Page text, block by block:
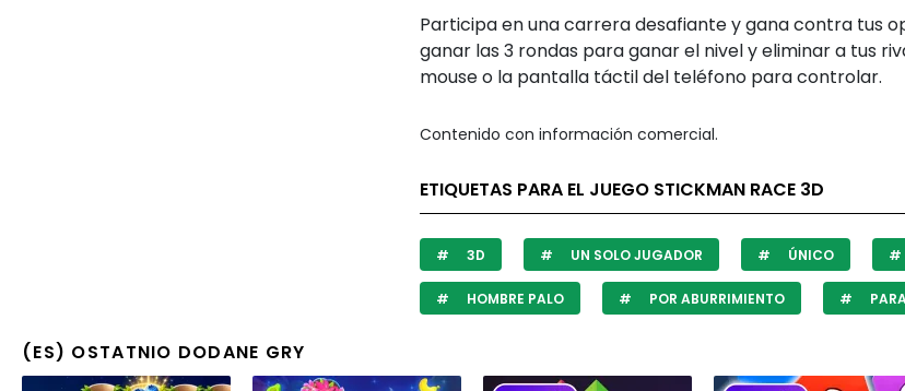
Participa en una carrera desafiante y gana contra tus
ganar las 3 rondas para ganar el nivel y eliminar a tus
mouse o la pantalla táctil del teléfono para controlar.
Contenido con información comercial.
ETIQUETAS PARA EL JUEGO STICKMAN RACE 3D
3D UN SOLO JUGADOR ÚNICO
HOMBRE PALO POR ABURRIMIENTO
(ES) OSTATNIO DODANE GRY